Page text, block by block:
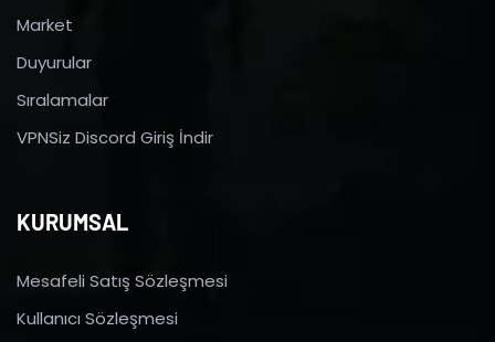
Market
Duyurular
Sıralamalar
VPNSiz Discord Giriş İndir
KURUMSAL
Mesafeli Satış Sözleşmesi
Kullanıcı Sözleşmesi